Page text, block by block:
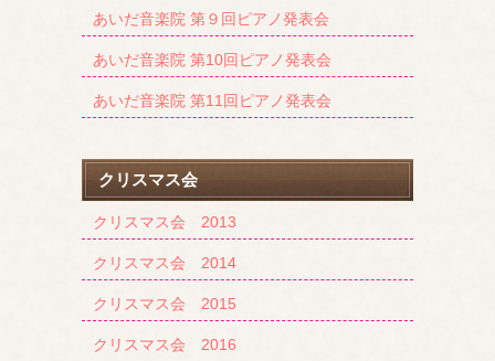
あいだ音楽院 第９回ピアノ発表会
あいだ音楽院 第10回ピアノ発表会
あいだ音楽院 第11回ピアノ発表会
クリスマス会
クリスマス会 2013
クリスマス会 2014
クリスマス会 2015
クリスマス会 2016